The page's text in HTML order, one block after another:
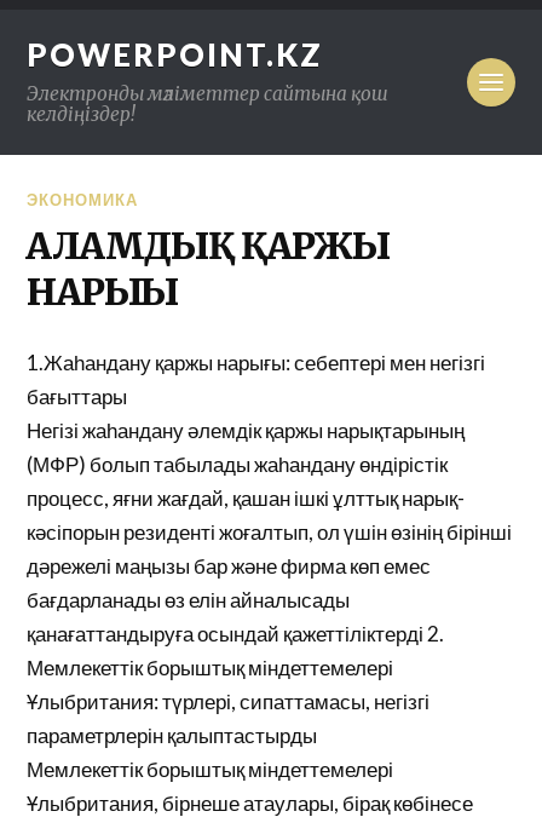
POWERPOINT.KZ
Электронды мәліметтер сайтына қош
келдіңіздер!
ЭКОНОМИКА
ҒАЛАМДЫҚ ҚАРЖЫ
НАРЫҒЫ
1.Жаһандану қаржы нарығы: себептері мен негізгі
бағыттары
Негізі жаһандану әлемдік қаржы нарықтарының
(МФР) болып табылады жаһандану өндірістік
процесс, яғни жағдай, қашан ішкі ұлттық нарық-
кәсіпорын резиденті жоғалтып, ол үшін өзінің бірінші
дәрежелі маңызы бар және фирма көп емес
бағдарланады өз елін айналысады
қанағаттандыруға осындай қажеттіліктерді 2.
Мемлекеттік борыштық міндеттемелері
Ұлыбритания: түрлері, сипаттамасы, негізгі
параметрлерін қалыптастырды
Мемлекеттік борыштық міндеттемелері
Ұлыбритания, бірнеше атаулары, бірақ көбінесе